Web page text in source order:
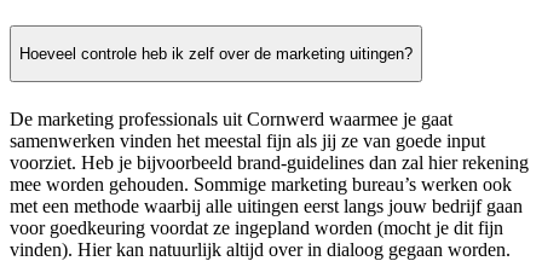
Hoeveel controle heb ik zelf over de marketing uitingen?
De marketing professionals uit Cornwerd waarmee je gaat
samenwerken vinden het meestal fijn als jij ze van goede input
voorziet. Heb je bijvoorbeeld brand-guidelines dan zal hier rekening
mee worden gehouden. Sommige marketing bureau’s werken ook
met een methode waarbij alle uitingen eerst langs jouw bedrijf gaan
voor goedkeuring voordat ze ingepland worden (mocht je dit fijn
vinden). Hier kan natuurlijk altijd over in dialoog gegaan worden.